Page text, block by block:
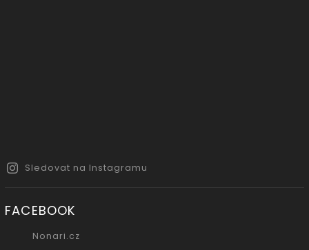
Sledovat na Instagramu
FACEBOOK
Nonari.cz